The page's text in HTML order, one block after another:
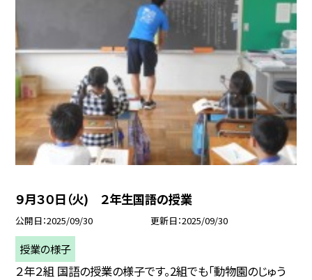
９月３０日（火) ２年生国語の授業
公開日 2025/09/30 更新日 2025/09/30
授業の様子
２年２組 国語の授業の様子です。2組でも「動物園のじゅう